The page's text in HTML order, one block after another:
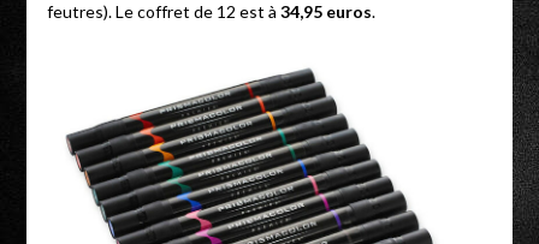
feutres). Le coffret de 12 est à 34,95 euros.